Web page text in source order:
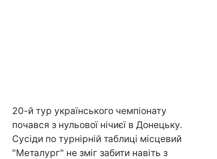
20-й тур українського чемпіонату
почався з нульової нічиєї в Донецьку.
Сусіди по турнірній таблиці місцевий
"Металург" не зміг забити навіть з